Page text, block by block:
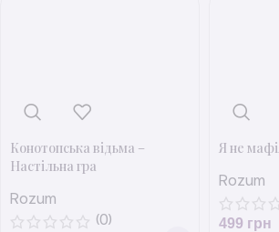
Конотопська відьма –
Настільна гра
Rozum
(0)
Я не
Rozum
499 грн